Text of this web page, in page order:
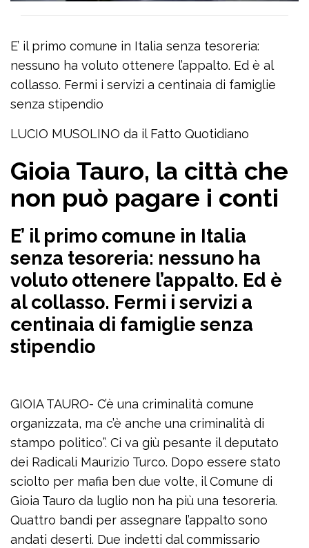
E’ il primo comune in Italia senza tesoreria:
nessuno ha voluto ottenere l’appalto. Ed è al
collasso. Fermi i servizi a centinaia di famiglie
senza stipendio
LUCIO MUSOLINO da il Fatto Quotidiano
Gioia Tauro, la città che
non può pagare i conti
E’ il primo comune in Italia
senza tesoreria: nessuno ha
voluto ottenere l’appalto. Ed è
al collasso. Fermi i servizi a
centinaia di famiglie senza
stipendio
GIOIA TAURO- C’è una criminalità comune
organizzata, ma c’è anche una criminalità di
stampo politico”. Ci va giù pesante il deputato
dei Radicali Maurizio Turco. Dopo essere stato
sciolto per mafia ben due volte, il Comune di
Gioia Tauro da luglio non ha più una tesoreria.
Quattro bandi per assegnare l’appalto sono
andati deserti. Due indetti dal commissario